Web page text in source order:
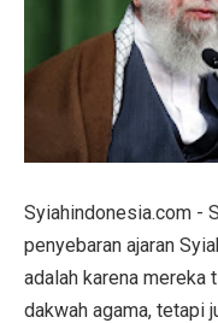
Syiahindonesia.com -
penyebaran ajaran
adalah karena mereka
dakwah agama, tetapi